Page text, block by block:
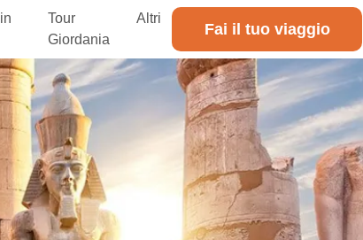
Tour
Giordania
Altri
Fai il tuo viaggio